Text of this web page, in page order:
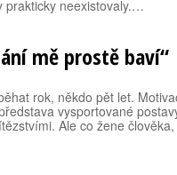
prakticky neexistovaly.…
mě prostě baví“
rok, někdo pět let.
vysportované
Ale co žene